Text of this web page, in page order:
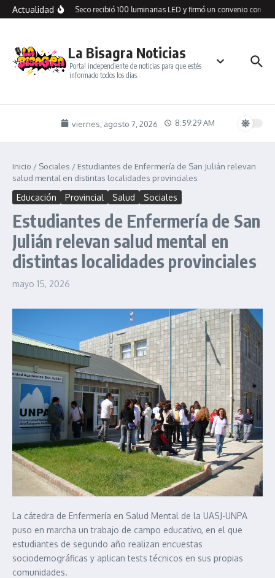
Saltar al contenido
ActualidadCañadón Seco recibió 100 luminarias LED y firmó un convenio con
La Bisagra Noticias
Portal independiente de noticias para que estés
informado todos los días.
viernes, agosto 7, 2026 8:59:29 AM
Inicio / Sociales / Estudiantes de Enfermería de San Julián relevan
salud mental en distintas localidades provinciales
Educación Provincial Salud Sociales
Estudiantes de Enfermería de San
Julián relevan salud mental en
distintas localidades provinciales
mayo 15, 2026
La cátedra de Enfermería en Salud Mental de la UASJ-UNPA
puso en marcha un trabajo de campo educativo, en el que
estudiantes de segundo año realizan encuestas
sociodemográficas y aplican tests técnicos en sus propias
comunidades.